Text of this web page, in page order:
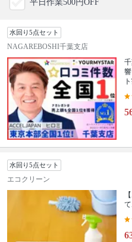
平日作業500円OFF
水回り5点セット
NAGAREBOSHI千葉支店
水回り5点セット
エコクリーン